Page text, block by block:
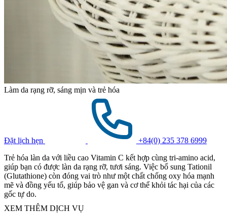
Làm da rạng rỡ, sáng mịn và trẻ hóa
Đặt lịch hẹn
+84(0) 235 378 6999
Trẻ hóa làn da với liều cao Vitamin C kết hợp cùng tri-amino acid,
giúp bạn có được làn da rạng rỡ, tươi sáng. Việc bổ sung Tationil
(Glutathione) còn đóng vai trò như một chất chống oxy hóa mạnh
mẽ và đồng yếu tố, giúp bảo vệ gan và cơ thể khỏi tác hại của các
gốc tự do.
XEM THÊM DỊCH VỤ